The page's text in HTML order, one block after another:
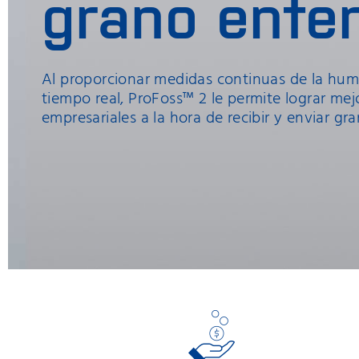
Al proporcionar medidas continuas de la
tiempo real, ProFoss™ 2 le permite lograr
empresariales a la hora de recibir y enviar